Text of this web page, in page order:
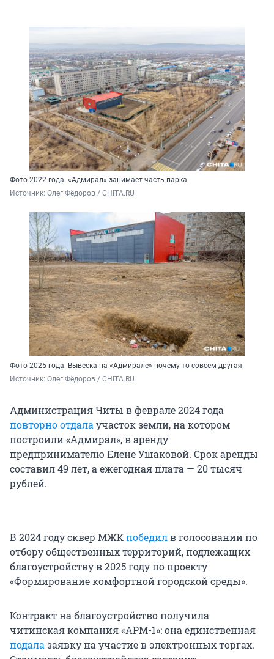
Фото 2022 года. «Адмирал» занимает часть парка
Источник: Олег Фёдоров / CHITA.RU
Фото 2025 года. Вывеска на «Адмирале» почему-то совсем другая
Источник: Олег Фёдоров / CHITA.RU
Администрация Читы в феврале 2024 года
повторно отдала участок земли, на котором
построили «Адмирал», в аренду
предпринимателю Елене Ушаковой. Срок аренды
составил 49 лет, а ежегодная плата — 20 тысяч
рублей.
В 2024 году сквер МЖКпобедилв голосовании по
отбору общественных территорий, подлежащих
благоустройству в 2025 году по проекту
«Формирование комфортной городской среды».
Контракт на благоустройство получила
читинская компания «АРМ-1»: она единственная
подала заявку на участие в электронных торгах.